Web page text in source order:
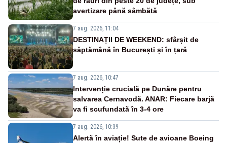
avertizare până sâmbătă
7 aug. 2026, 11:04
DESTINAȚII DE WEEKEND: sfârșit de
săptămână în București și în țară
7 aug. 2026, 10:47
Intervenție crucială pe Dunăre pentru
salvarea Cernavodă. ANAR: Fiecare barjă
va fi scufundată în 3-4 ore
7 aug. 2026, 10:39
Alertă în aviație! Sute de avioane Boeing